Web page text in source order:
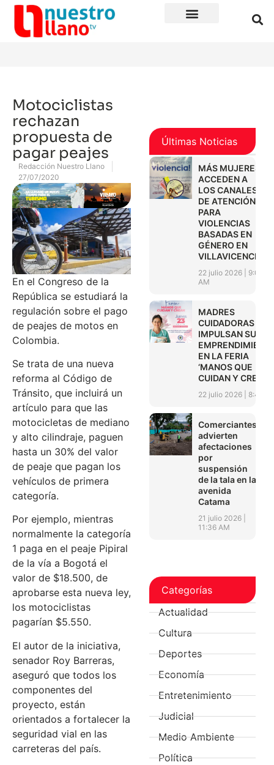
Motociclistas
rechazan
propuesta de
pagar peajes
Redacción Nuestro Llano
27/07/2020
En el Congreso de la
República se estudiará la
regulación sobre el pago
de peajes de motos en
Colombia.
Se trata de una nueva
reforma al Código de
Tránsito, que incluirá un
artículo para que las
motocicletas de mediano
y alto cilindraje, paguen
hasta un 30% del valor
de peaje que pagan los
vehículos de primera
categoría.
Por ejemplo, mientras
normalmente la categoría
1 paga en el peaje Pipiral
de la vía a Bogotá el
valor de $18.500, de
aprobarse esta nueva ley,
los motociclistas
pagarían $5.550.
El autor de la iniciativa,
senador Roy Barreras,
aseguró que todos los
componentes del
proyecto, están
orientados a fortalecer la
seguridad vial en las
carreteras del país.
Últimas Noticias
MÁS MUJERES
ACCEDEN A
LOS CANALES
DE ATENCIÓN
PARA
VIOLENCIAS
BASADAS EN
GÉNERO EN
VILLAVICENCIO
22 julio 2026
9:01
AM
MADRES
CUIDADORAS
IMPULSAN SUS
EN LA FERIA
‘MANOS QUE
CUIDAN Y CREAN’
22 julio 2026 8:45
Comerciantes
advierten
afectaciones
por
suspensión
de la tala en la
avenida
Catama
21 julio 2026
11:36 AM
Categorías
Actualidad
Cultura
Deportes
Economía
Entretenimiento
Judicial
Medio Ambiente
Política